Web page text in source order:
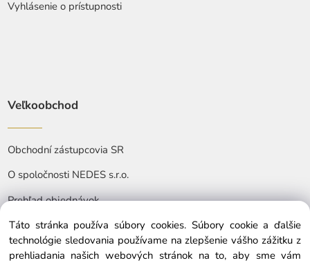
Vyhlásenie o prístupnosti
Veľkoobchod
Obchodní zástupcovia SR
O spoločnosti NEDES s.r.o.
Prehľad objednávok
Táto stránka používa súbory cookies. Súbory cookie a ďalšie
technológie sledovania používame na zlepšenie vášho zážitku z
prehliadania našich webových stránok na to, aby sme vám